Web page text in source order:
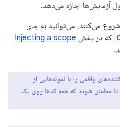
آزمایش‌ها اجازه می‌دهد.
می‌کنند، می‌توانید به جای
که در بخش Injecting a scope
واقعی را با نمونه‌هایی از
تا مطمئن شوید که همه کدها روی یک